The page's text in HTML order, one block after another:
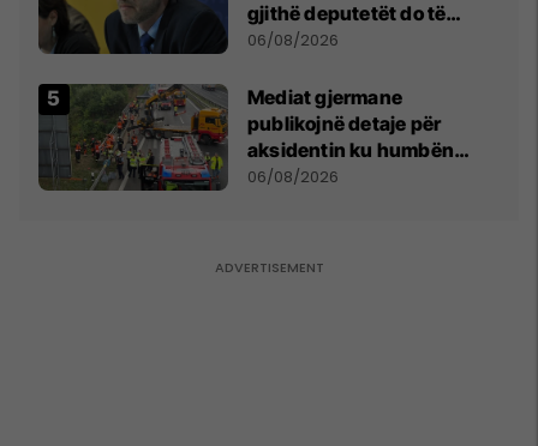
gjithë deputetët do të
bëjnë shkelje të rëndë
06/08/2026
Mediat gjermane
publikojnë detaje për
aksidentin ku humbën
jetën tre mërgimtarë nga
06/08/2026